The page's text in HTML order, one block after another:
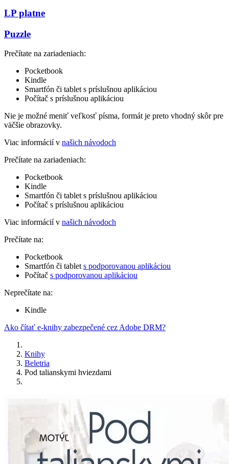
LP platne
Puzzle
Prečítate na zariadeniach:
Pocketbook
Kindle
Smartfón či tablet s príslušnou aplikáciou
Počítač s príslušnou aplikáciou
Nie je možné meniť veľkosť písma, formát je preto vhodný skôr pre
väčšie obrazovky.
Viac informácií v našich návodoch
Prečítate na zariadeniach:
Pocketbook
Kindle
Smartfón či tablet s príslušnou aplikáciou
Počítač s príslušnou aplikáciou
Viac informácií v našich návodoch
Prečítate na:
Pocketbook
Smartfón či tablet s podporovanou aplikáciou
Počítač s podporovanou aplikáciou
Neprečítate na:
Kindle
Ako čítať e-knihy zabezpečené cez Adobe DRM?
Knihy
Beletria
Pod talianskymi hviezdami